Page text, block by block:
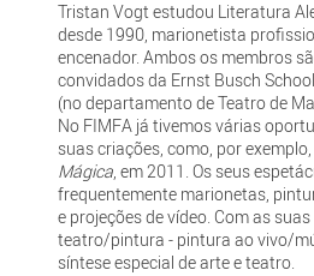
Tristan Vogt estudou Literatura
desde 1990, marionetista
encenador. Ambos os membros
convidados da Ernst Busch
(no departamento de Teatro de
No FIMFA já tivemos várias
suas criações, como, por
Mágica, em 2011. Os seus
frequentemente marionetas,
e projeções de vídeo. Com as
teatro/pintura - pintura ao vivo/
síntese especial de arte e teatro.